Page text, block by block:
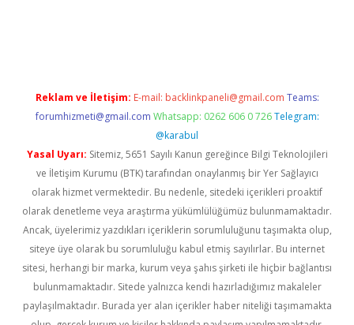
Reklam ve İletişim: E-mail: backlinkpaneli@gmail.com Teams:
forumhizmeti@gmail.com Whatsapp: 0262 606 0 726 Telegram:
@karabul
Yasal Uyarı: Sitemiz, 5651 Sayılı Kanun gereğince Bilgi Teknolojileri
ve İletişim Kurumu (BTK) tarafından onaylanmış bir Yer Sağlayıcı
olarak hizmet vermektedir. Bu nedenle, sitedeki içerikleri proaktif
olarak denetleme veya araştırma yükümlülüğümüz bulunmamaktadır.
Ancak, üyelerimiz yazdıkları içeriklerin sorumluluğunu taşımakta olup,
siteye üye olarak bu sorumluluğu kabul etmiş sayılırlar. Bu internet
sitesi, herhangi bir marka, kurum veya şahıs şirketi ile hiçbir bağlantısı
bulunmamaktadır. Sitede yalnızca kendi hazırladığımız makaleler
paylaşılmaktadır. Burada yer alan içerikler haber niteliği taşımamakta